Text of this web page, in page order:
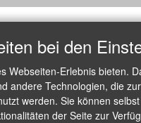
bei den
Webseiten-Erlebnis bieten.
andere Technologien, die
werden. Sie können
der Seite zur